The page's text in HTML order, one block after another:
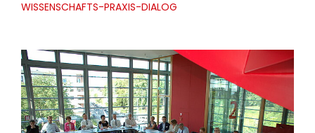
WISSENSCHAFTS-PRAXIS-DIALOG